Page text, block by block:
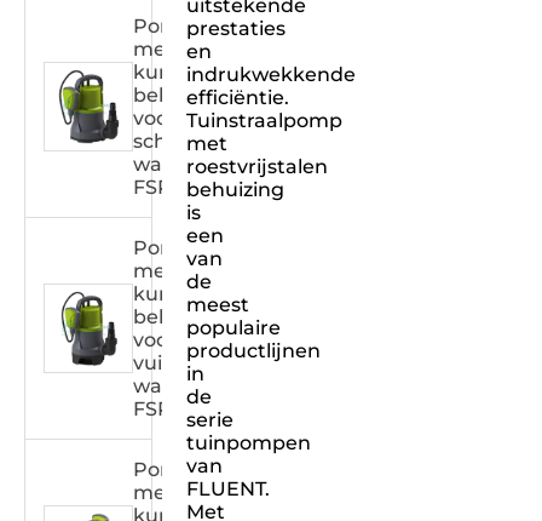
Pomp
met
kunststof
behuizing
voor
schoon
water
FSPXXX31C
Pomp
met
kunststof
behuizing
voor
vuil
water
FSPXXX31DW
Pomp
met
kunststof
uitstekende
prestaties
en
indrukwekkende
efficiëntie.
Tuinstraalpomp
met
roestvrijstalen
behuizing
is
een
van
de
meest
populaire
productlijnen
in
de
serie
tuinpompen
van
FLUENT.
Met